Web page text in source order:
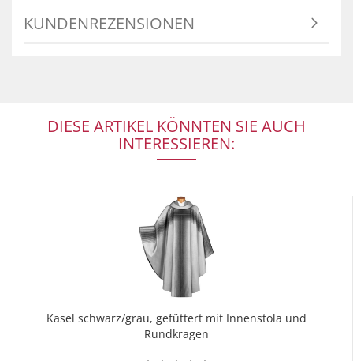
KUNDENREZENSIONEN
DIESE ARTIKEL KÖNNTEN SIE AUCH
INTERESSIEREN:
Kasel schwarz/grau, gefüttert mit Innenstola und
Rundkragen